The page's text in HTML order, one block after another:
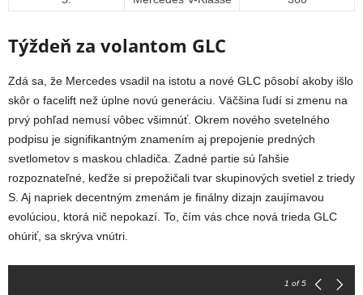
Týždeň za volantom GLC
Zdá sa, že Mercedes vsadil na istotu a nové GLC pôsobí akoby išlo
skôr o facelift než úplne novú generáciu. Väčšina ľudí si zmenu na
prvý pohľad nemusí vôbec všimnúť. Okrem nového svetelného
podpisu je signifikantným znamením aj prepojenie predných
svetlometov s maskou chladiča. Zadné partie sú ľahšie
rozpoznateľné, keďže si prepožičali tvar skupinových svetiel z triedy
S. Aj napriek decentným zmenám je finálny dizajn zaujímavou
evolúciou, ktorá nič nepokazí. To, čím vás chce nová trieda GLC
ohúriť, sa skrýva vnútri.
1 of 5